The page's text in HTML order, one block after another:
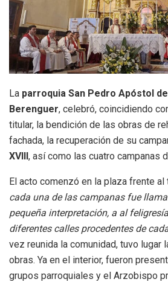
La parroquia San Pedro Apóstol de
Berenguer, celebró, coincidiendo
titular, la bendición de las obras de
fachada, la recuperación de su
XVIII, así como las cuatro campanas
El acto comenzó en la plaza frente al
cada una de las campanas fue
pequeña interpretación, a al
diferentes calles procedentes de
vez reunida la comunidad, tuvo lugar
obras. Ya en el interior, fueron
grupos parroquiales y el Arzobispo